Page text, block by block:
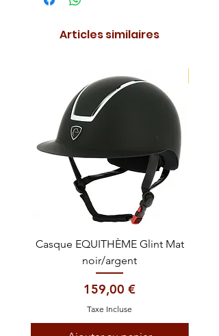
Articles similaires
Casque EQUITHÈME Glint Mat
noir/argent
Prix
159,00 €
Taxe Incluse